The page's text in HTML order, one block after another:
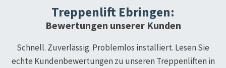
Treppenlift Ebringen:
Bewertungen unserer Kunden
Schnell. Zuverlässig. Problemlos installiert. Lesen Sie
echte Kundenbewertungen zu unseren Treppenliften in